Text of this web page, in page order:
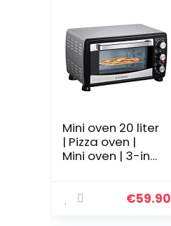
Mini oven 20 liter
| Pizza oven |
Mini oven | 3-in-1
uitneembare
€59.90